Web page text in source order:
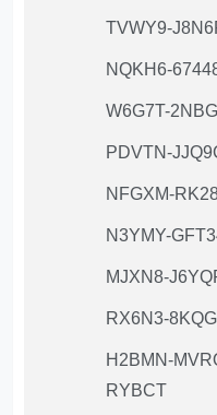
TVWY9-
NQKH6-
W6G7T-
PDVTN-
NFGXM-
N3YMY-
MJXN8-
RX6N3-
H2BMN-
RYBCT